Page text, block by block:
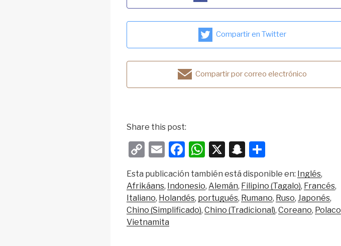
Compartir en Twitter
Compartir por correo electrónico
Share this post:
C
p
y
Li
n
E
m
ail
F
a
c
e
b
W
h
at
s
A
X
S
n
a
p
c
h
ar
e
Esta publicación también está disponible en: Inglés
Afrikáans Indonesio Alemán Filipino (Tagalo) Francés
Italiano Holandés portugués Rumano Ruso Japonés
Chino (Simplificado) Chino (Tradicional) Coreano Polaco
Vietnamita